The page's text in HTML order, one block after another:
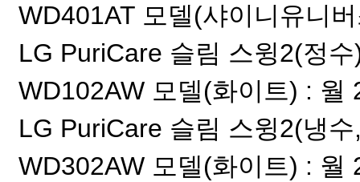
WD401AT 모델(샤이니유니
LG PuriCare 슬림 스윙2(정수
WD102AW 모델(화이트) : 월
LG PuriCare 슬림 스윙2(냉
WD302AW 모델(화이트) : 월